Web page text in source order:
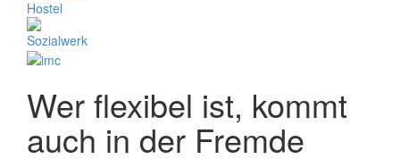
Wer flexibel ist, kommt
auch in der Fremde